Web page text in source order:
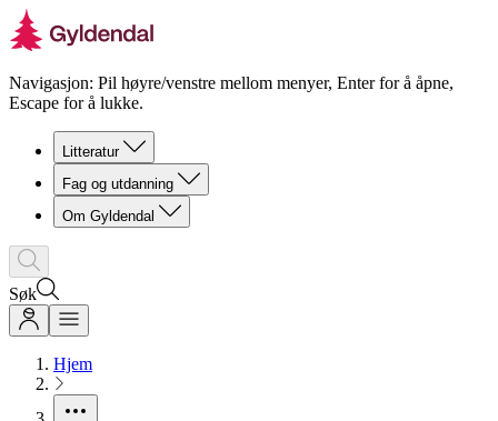
Navigasjon: Pil høyre/venstre mellom menyer, Enter for å åpne,
Escape for å lukke.
Litteratur
Fag og utdanning
Om Gyldendal
Søk
Hjem